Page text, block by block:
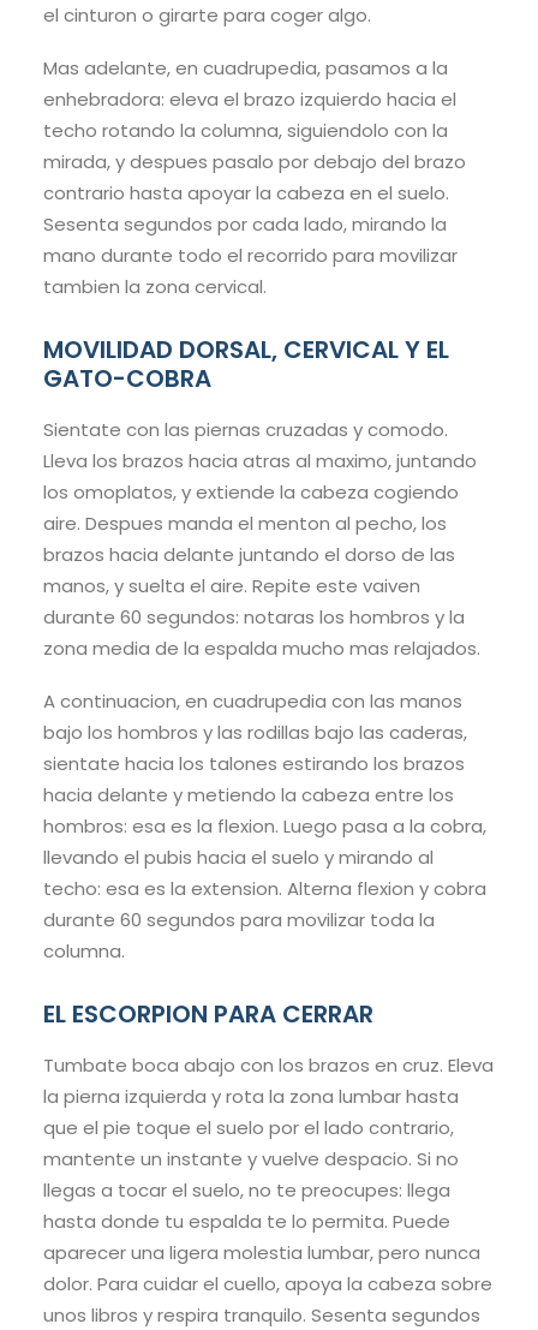
el cinturon o girarte para coger algo.
Mas adelante, en cuadrupedia, pasamos a la
enhebradora: eleva el brazo izquierdo hacia el
techo rotando la columna, siguiendolo con la
mirada, y despues pasalo por debajo del brazo
contrario hasta apoyar la cabeza en el suelo.
Sesenta segundos por cada lado, mirando la
mano durante todo el recorrido para movilizar
tambien la zona cervical.
MOVILIDAD DORSAL, CERVICAL Y EL
GATO-COBRA
Sientate con las piernas cruzadas y comodo.
Lleva los brazos hacia atras al maximo, juntando
los omoplatos, y extiende la cabeza cogiendo
aire. Despues manda el menton al pecho, los
brazos hacia delante juntando el dorso de las
manos, y suelta el aire. Repite este vaiven
durante 60 segundos: notaras los hombros y la
zona media de la espalda mucho mas relajados.
A continuacion, en cuadrupedia con las manos
bajo los hombros y las rodillas bajo las caderas,
sientate hacia los talones estirando los brazos
hacia delante y metiendo la cabeza entre los
hombros: esa es la flexion. Luego pasa a la cobra,
llevando el pubis hacia el suelo y mirando al
techo: esa es la extension. Alterna flexion y cobra
durante 60 segundos para movilizar toda la
columna.
EL ESCORPION PARA CERRAR
Tumbate boca abajo con los brazos en cruz. Eleva
la pierna izquierda y rota la zona lumbar hasta
que el pie toque el suelo por el lado contrario,
mantente un instante y vuelve despacio. Si no
llegas a tocar el suelo, no te preocupes: llega
hasta donde tu espalda te lo permita. Puede
aparecer una ligera molestia lumbar, pero nunca
dolor. Para cuidar el cuello, apoya la cabeza sobre
unos libros y respira tranquilo. Sesenta segundos